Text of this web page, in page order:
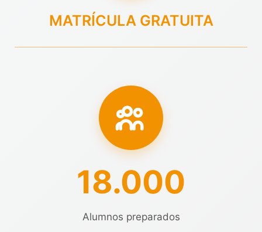
MATRÍCULA GRATUITA
18.000
Alumnos preparados